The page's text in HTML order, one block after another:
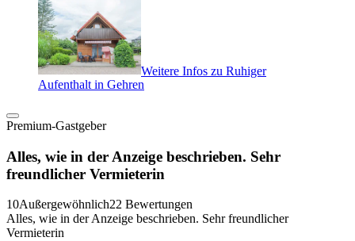
Weitere Infos zu Ruhiger
Aufenthalt in Gehren
Premium-Gastgeber
Alles, wie in der Anzeige beschrieben. Sehr
freundlicher Vermieterin
10Außergewöhnlich22 Bewertungen
Alles, wie in der Anzeige beschrieben. Sehr freundlicher
Vermieterin